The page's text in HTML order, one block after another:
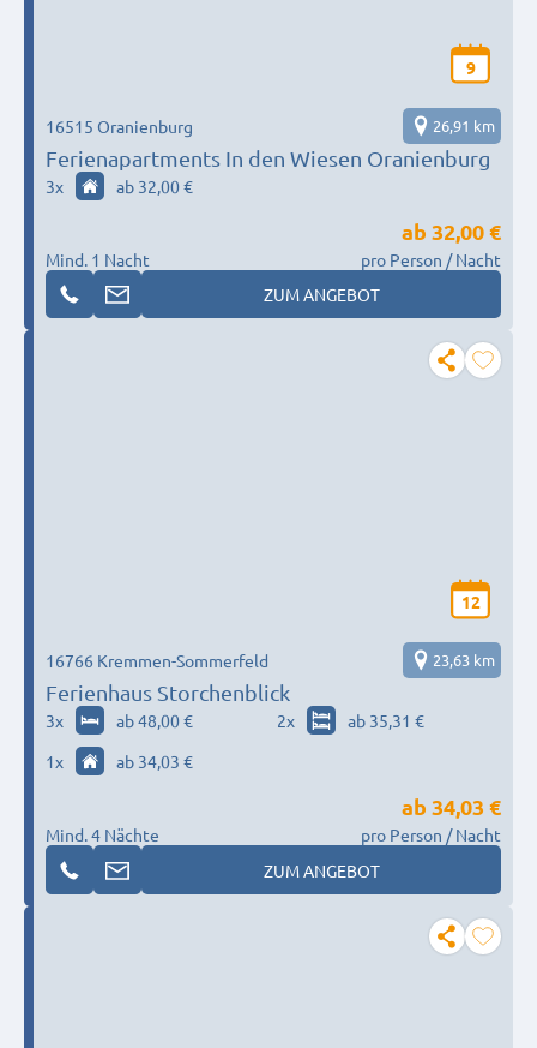
9
Ferienapartments In den Wiesen Oranienburg
16515 Oranienburg 26,91 km
3x ab 32,00 €
Mind. 1 Nacht
ab 32,00 €
pro Person / Nacht
ZUM ANGEBOT
12
Ferienhaus Storchenblick
16766 Kremmen-Sommerfeld 23,63 km
3x ab 48,00 € 2x
ab 35,31 €
1x ab 34,03 €
Mind. 4 Nächte
ab 34,03 €
pro Person / Nacht
ZUM ANGEBOT